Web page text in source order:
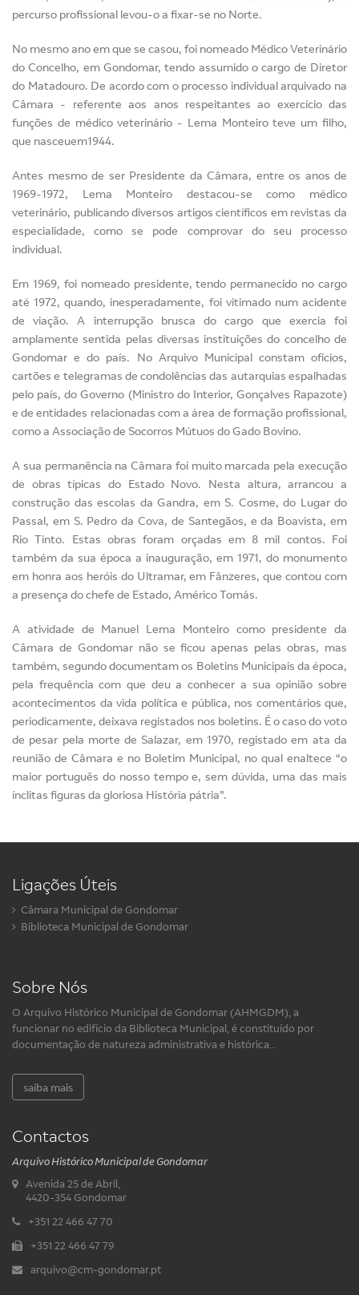
percurso profissional levou-o a fixar-se no Norte.
No mesmo ano em que se casou, foi nomeado Médico Veterinário
do Concelho, em Gondomar, tendo assumido o cargo de Diretor
do Matadouro. De acordo com o processo individual arquivado na
Câmara - referente aos anos respeitantes ao exercício das
funções de médico veterinário - Lema Monteiro teve um filho,
que nasceuem1944.
Antes mesmo de ser Presidente da Câmara, entre os anos de
1969-1972, Lema Monteiro destacou-se como médico
veterinário, publicando diversos artigos científicos em revistas da
especialidade, como se pode comprovar do seu processo
individual.
Em 1969, foi nomeado presidente, tendo permanecido no cargo
até 1972, quando, inesperadamente, foi vitimado num acidente
de viação. A interrupção brusca do cargo que exercia foi
amplamente sentida pelas diversas instituições do concelho de
Gondomar e do país. No Arquivo Municipal constam ofícios,
cartões e telegramas de condolências das autarquias espalhadas
pelo país, do Governo (Ministro do Interior, Gonçalves Rapazote)
e de entidades relacionadas com a área de formação profissional,
como a Associação de Socorros Mútuos do Gado Bovino.
A sua permanência na Câmara foi muito marcada pela execução
de obras típicas do Estado Novo. Nesta altura, arrancou a
construção das escolas da Gandra, em S. Cosme, do Lugar do
Passal, em S. Pedro da Cova, de Santegãos, e da Boavista, em
Rio Tinto. Estas obras foram orçadas em 8 mil contos. Foi
também da sua época a inauguração, em 1971, do monumento
em honra aos heróis do Ultramar, em Fânzeres, que contou com
a presença do chefe de Estado, Américo Tomás.
A atividade de Manuel Lema Monteiro como presidente da
Câmara de Gondomar não se ficou apenas pelas obras, mas
também, segundo documentam os Boletins Municipais da época,
pela frequência com que deu a conhecer a sua opinião sobre
acontecimentos da vida política e pública, nos comentários que,
periodicamente, deixava registados nos boletins. É o caso do voto
de pesar pela morte de Salazar, em 1970, registado em ata da
reunião de Câmara e no Boletim Municipal, no qual enaltece “o
maior português do nosso tempo e, sem dúvida, uma das mais
ínclitas figuras da gloriosa História pátria”.
Ligações Úteis
Câmara Municipal de Gondomar
Biblioteca Municipal de Gondomar
Sobre Nós
O Arquivo Histórico Municipal de Gondomar (AHMGDM), a
funcionar no edifício da Biblioteca Municipal, é constituído por
documentação de natureza administrativa e histórica...
saiba mais
Contactos
Arquivo Histórico Municipal de Gondomar
Avenida 25 de Abril,
4420-354 Gondomar
+351 22 466 47 70
+351 22 466 47 79
arquivo@cm-gondomar.pt